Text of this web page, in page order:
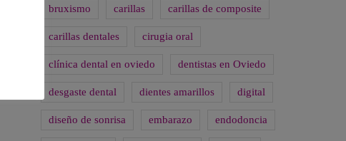
bruxismo carillas carillas de composite
carillas dentales cirugia oral
clínica dental en oviedo dentistas en Oviedo
desgaste dental dientes amarillos digital
diseño de sonrisa embarazo endodoncia